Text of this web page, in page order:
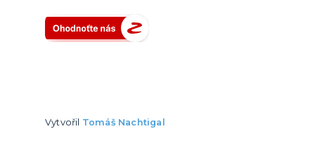
Vytvořil Tomáš Nachtigal